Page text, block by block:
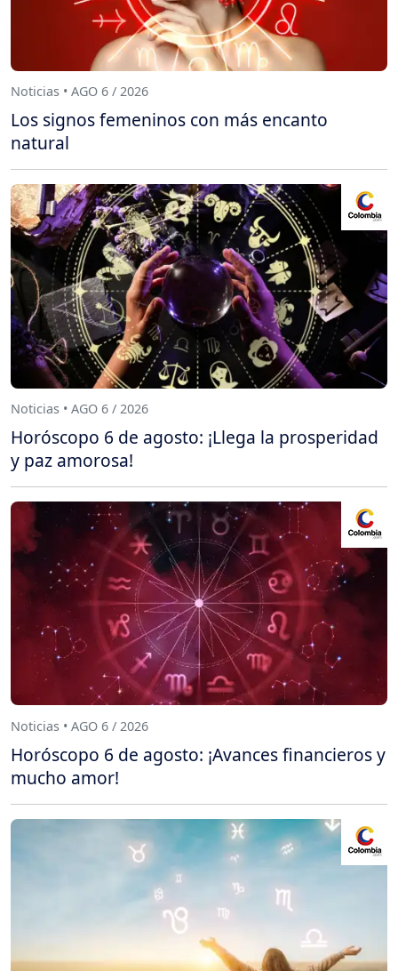
Noticias • AGO 6 / 2026
Los signos femeninos con más encanto
natural
Noticias • AGO 6 / 2026
Horóscopo 6 de agosto: ¡Llega la prosperidad
y paz amorosa!
Noticias • AGO 6 / 2026
Horóscopo 6 de agosto: ¡Avances financieros y
mucho amor!